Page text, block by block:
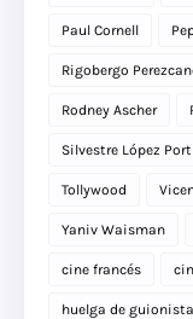
Paul Cornell
Rigobergo
Rodney Ascher
Silvestre López
Tollywood
Yaniv Waisman
cine francés
huelga de